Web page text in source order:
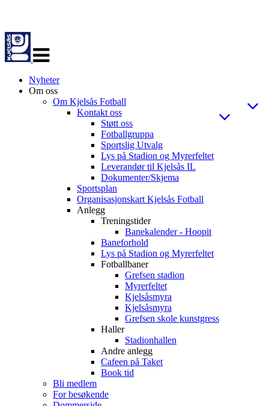
navigasjon
Nyheter
Om oss
Om Kjelsås Fotball
Kontakt oss
Støtt oss
Fotballgruppa
Sportslig Utvalg
Lys på Stadion og Myrerfeltet
Leverandør til Kjelsås IL
Dokumenter/Skjema
Sportsplan
Organisasjonskart Kjelsås Fotball
Anlegg
Treningstider
Banekalender - Hoopit
Baneforhold
Lys på Stadion og Myrerfeltet
Fotballbaner
Grefsen stadion
Myrerfeltet
Kjelsåsmyra
Kjelsåsmyra
Grefsen skole kunstgress
Haller
Stadionhallen
Andre anlegg
Cafeen på Taket
Book tid
Bli medlem
For besøkende